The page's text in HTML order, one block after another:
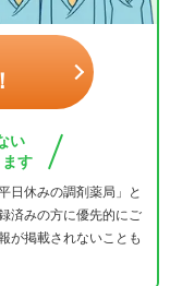
い
す
日休みの調剤薬局」と
済みの方に優先的にご
が掲載されないことも